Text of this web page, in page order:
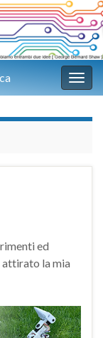
ed
attirato la mia